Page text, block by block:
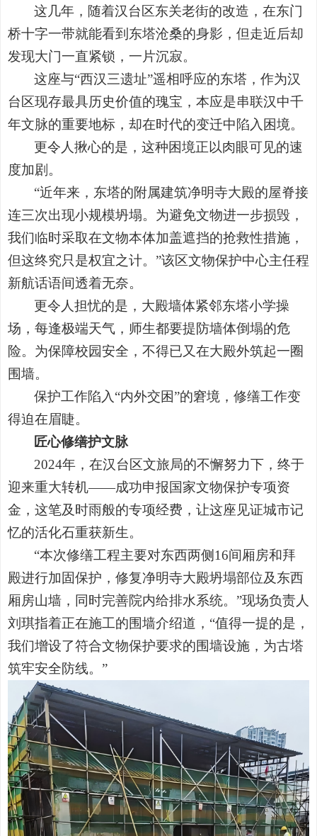
这几年，随着汉台区东关老街的改造，在东门
桥十字一带就能看到东塔沧桑的身影，但走近后却
发现大门一直紧锁，一片沉寂。
这座与“西汉三遗址”遥相呼应的东塔，作为汉
台区现存最具历史价值的瑰宝，本应是串联汉中千
年文脉的重要地标，却在时代的变迁中陷入困境。
更令人揪心的是，这种困境正以肉眼可见的速
度加剧。
“近年来，东塔的附属建筑净明寺大殿的屋脊接
连三次出现小规模坍塌。为避免文物进一步损毁，
我们临时采取在文物本体加盖遮挡的抢救性措施，
但这终究只是权宜之计。 ”该区文物保护中心主任程
新航话语间透着无奈。
更令人担忧的是，大殿墙体紧邻东塔小学操
场，每逢极端天气，师生都要提防墙体倒塌的危
险。为保障校园安全，不得已又在大殿外筑起一圈
围墙。
保护工作陷入 “内外交困”的窘境，修缮工作变
得迫在眉睫。
匠心修缮护文脉
2024年，在汉台区文旅局的不懈努力下，终于
迎来重大转机——成功申报国家文物保护专项资
金，这笔及时雨般的专项经费，让这座见证城市记
忆的活化石重获新生。
“本次修缮工程主要对东西两侧 16间厢房和拜
殿进行加固保护，修复净明寺大殿坍塌部位及东西
厢房山墙，同时完善院内给排水系统。 ”现场负责人
刘琪指着正在施工的围墙介绍道， “值得一提的是，
我们增设了符合文物保护要求的围墙设施，为古塔
筑牢安全防线。 ”